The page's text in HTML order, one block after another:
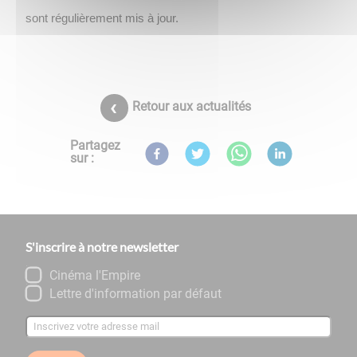
sont régulièrement mis à jour.
Retour aux actualités
Partagez
sur :
S'inscrire à notre newsletter
Cinéma l'Empire
Lettre d'information par défaut